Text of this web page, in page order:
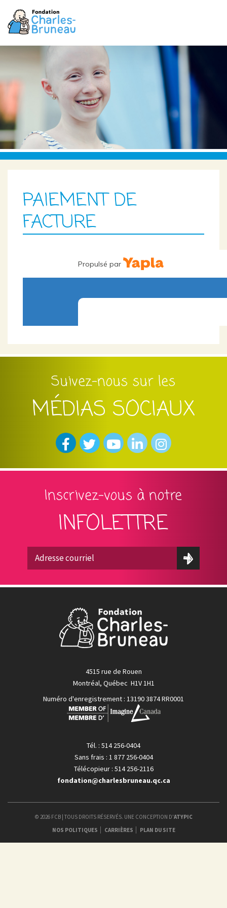
PAIEMENT DE
FACTURE
Suivez-nous sur les
MÉDIAS SOCIAUX
Inscrivez-vous à notre
INFOLETTRE
4515 rue de Rouen
Montréal, Québec H1V 1H1
Numéro d'enregistrement : 13190 3874 RR0001
Tél. : 514 256-0404
Sans frais : 1 877 256-0404
Télécopieur : 514 256-2116
fondation@charlesbruneau.qc.ca
© 2026 FCB | TOUS DROITS RÉSERVÉS. UNE CONCEPTION D'ATYPIC
NOS POLITIQUES
CARRIÈRES PLAN DU SITE